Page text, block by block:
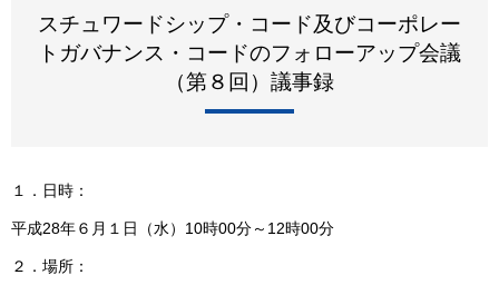
スチュワードシップ・コード及びコーポレー
トガバナンス・コードのフォローアップ会議
（第８回）議事録
１．日時：
平成28年６月１日（水）10時00分～12時00分
２．場所：